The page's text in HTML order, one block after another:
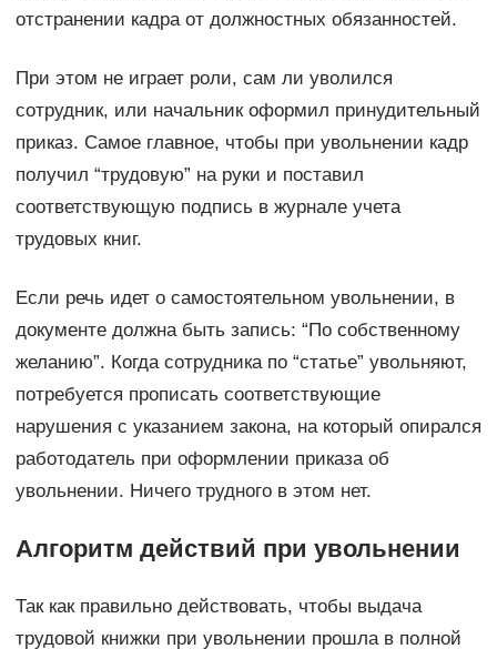
отстранении кадра от должностных обязанностей.
При этом не играет роли, сам ли уволился
сотрудник, или начальник оформил принудительный
приказ. Самое главное, чтобы при увольнении кадр
получил “трудовую” на руки и поставил
соответствующую подпись в журнале учета
трудовых книг.
Если речь идет о самостоятельном увольнении, в
документе должна быть запись: “По собственному
желанию”. Когда сотрудника по “статье” увольняют,
потребуется прописать соответствующие
нарушения с указанием закона, на который опирался
работодатель при оформлении приказа об
увольнении. Ничего трудного в этом нет.
Алгоритм действий при увольнении
Так как правильно действовать, чтобы выдача
трудовой книжки при увольнении прошла в полной